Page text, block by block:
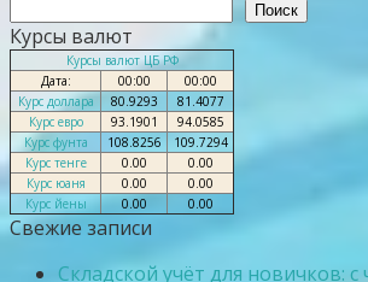
Поиск
Курсы валют
Курсы валют ЦБ РФ
Дата:
00:00
00:00
Курс доллара
80.9293
81.4077
Курс евро
93.1901
94.0585
Курс фунта
108.8256
109.7294
Курс тенге
0.00
0.00
Курс юаня
0.00
0.00
Курс йены
0.00 0.00
Свежие записи
Складской учёт для новичков: с